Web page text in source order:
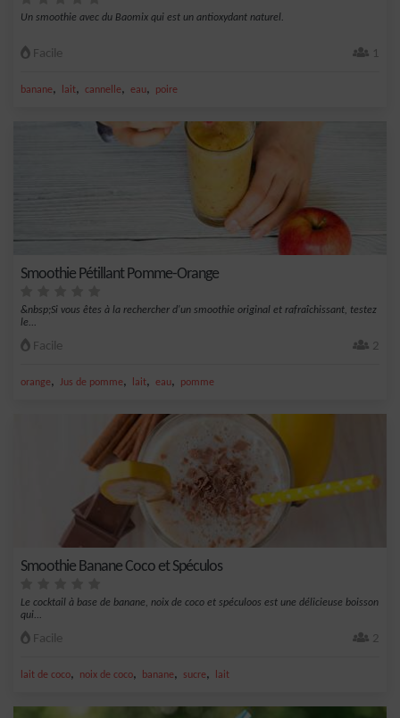
Un smoothie avec du Baomix qui est un antioxydant naturel.
Facile 1
banane, lait, cannelle, eau, poire
Smoothie Pétillant Pomme-Orange
&nbsp;Si vous êtes à la rechercher d'un smoothie original et rafraîchissant, testez
le...
Facile 2
orange, Jus de pomme, lait, eau, pomme
Smoothie Banane Coco et Spéculos
Le cocktail à base de banane, noix de coco et spéculoos est une délicieuse boisson
qui...
Facile 2
lait de coco, noix de coco, banane, sucre, lait